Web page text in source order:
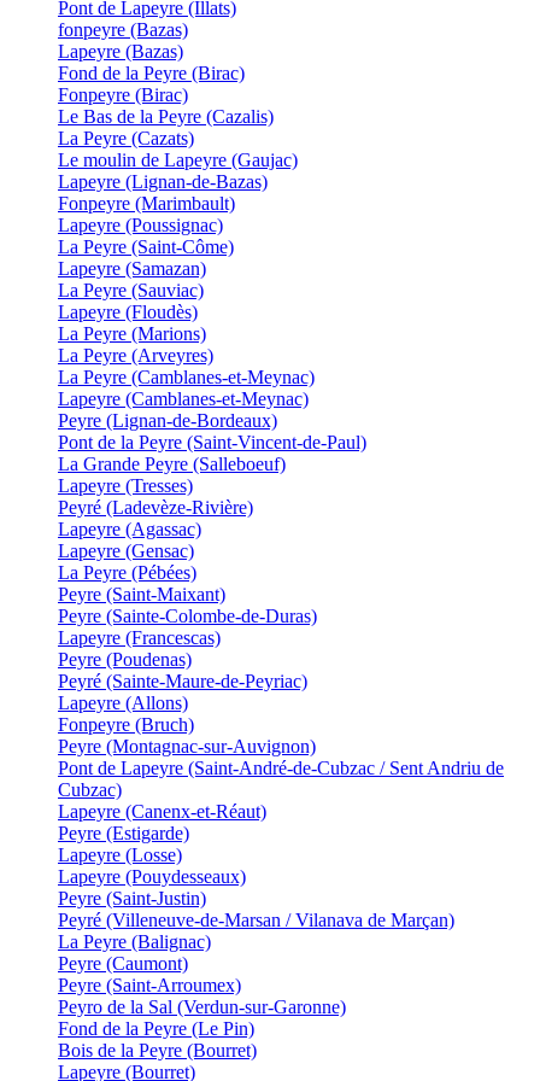
Pont de Lapeyre (Illats)
fonpeyre (Bazas)
Lapeyre (Bazas)
Fond de la Peyre (Birac)
Fonpeyre (Birac)
Le Bas de la Peyre (Cazalis)
La Peyre (Cazats)
Le moulin de Lapeyre (Gaujac)
Lapeyre (Lignan-de-Bazas)
Fonpeyre (Marimbault)
Lapeyre (Poussignac)
La Peyre (Saint-Côme)
Lapeyre (Samazan)
La Peyre (Sauviac)
Lapeyre (Floudès)
La Peyre (Marions)
La Peyre (Arveyres)
La Peyre (Camblanes-et-Meynac)
Lapeyre (Camblanes-et-Meynac)
Peyre (Lignan-de-Bordeaux)
Pont de la Peyre (Saint-Vincent-de-Paul)
La Grande Peyre (Salleboeuf)
Lapeyre (Tresses)
Peyré (Ladevèze-Rivière)
Lapeyre (Agassac)
Lapeyre (Gensac)
La Peyre (Pébées)
Peyre (Saint-Maixant)
Peyre (Sainte-Colombe-de-Duras)
Lapeyre (Francescas)
Peyre (Poudenas)
Peyré (Sainte-Maure-de-Peyriac)
Lapeyre (Allons)
Fonpeyre (Bruch)
Peyre (Montagnac-sur-Auvignon)
Pont de Lapeyre (Saint-André-de-Cubzac / Sent Andriu de
Cubzac)
Lapeyre (Canenx-et-Réaut)
Peyre (Estigarde)
Lapeyre (Losse)
Lapeyre (Pouydesseaux)
Peyre (Saint-Justin)
Peyré (Villeneuve-de-Marsan / Vilanava de Marçan)
La Peyre (Balignac)
Peyre (Caumont)
Peyre (Saint-Arroumex)
Peyro de la Sal (Verdun-sur-Garonne)
Fond de la Peyre (Le Pin)
Bois de la Peyre (Bourret)
Lapeyre (Bourret)